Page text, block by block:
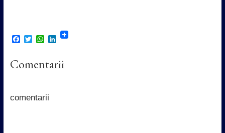
F
e
b
k
T
t
t
W
t
s
p
L
k
e
Comentarii
comentarii